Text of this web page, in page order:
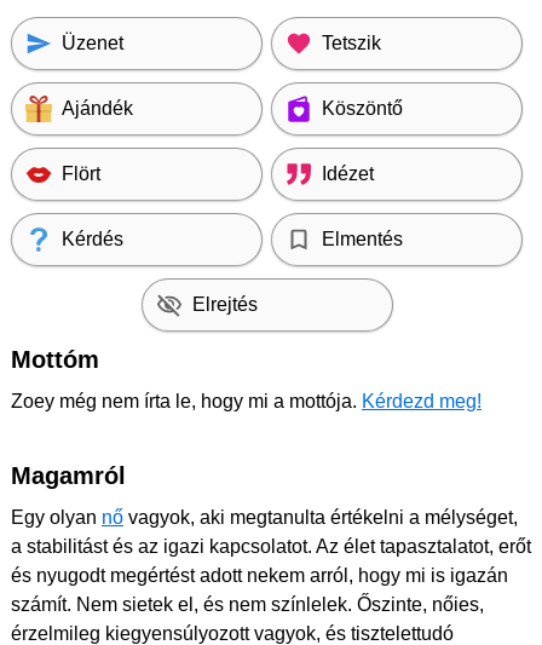
Üzenet Tetszik
Ajándék Köszöntő
Flört Idézet
Kérdés Elmentés
Elrejtés
Mottóm
Zoey még nem írta le, hogy mi a mottója. Kérdezd meg!
Magamról
Egy olyan nő vagyok, aki megtanulta értékelni a mélységet,
a stabilitást és az igazi kapcsolatot. Az élet tapasztalatot, erőt
és nyugodt megértést adott nekem arról, hogy mi is igazán
számít. Nem sietek el, és nem színlelek. Őszinte, nőies,
érzelmileg kiegyensúlyozott vagyok, és tisztelettudó